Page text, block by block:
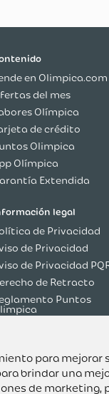
para mejorar
brindar una
de marketing,
en Olimpica.com
del mes
Olímpica
de crédito
Olimpica
Olímpica
Extendida
legal
de Privacidad
de Privacidad
de Privacidad
de Retracto
Puntos
sobre TDT